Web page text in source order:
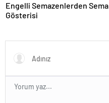
Engelli Semazenlerden Sema
Gösterisi